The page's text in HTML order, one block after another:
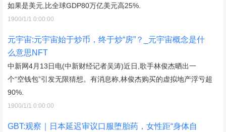
如果是美元,比全球GDP80万亿美元高25%.
1900/1/1 0:00:00
元宇宙:元宇宙始于炒币，终于炒“房”？_元宇宙概念是什
么意思NFT
中新网4月13日电(中新财经记者吴涛)近日,歌手林俊杰晒出一
个“空钱包”引发无限猜想。有消息称,林俊杰购买的虚拟地产浮亏超
90%.
1900/1/1 0:00:00
GBT:观察｜日本延迟审议口服堕胎药，女性距“身体自